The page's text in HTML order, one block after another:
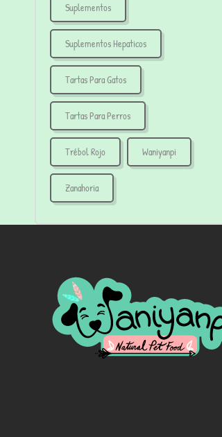
Suplementos
Suplementos Hepaticos
Tartas Para Gatos
Tartas Para Perros
Trébol Rojo Waniyanpi
Zanahoria